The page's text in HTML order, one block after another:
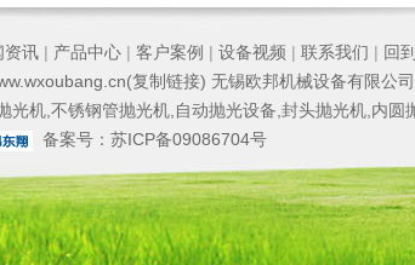
资讯 | 产品中心 | 客户案例 | 设备视频 | 联系我们 | 回
复制链接) 无锡欧邦机械设备有限公司
光机 不锈钢管抛光机 自动抛光设备 封头抛光机 内圆
备案号： 苏ICP备09086704号